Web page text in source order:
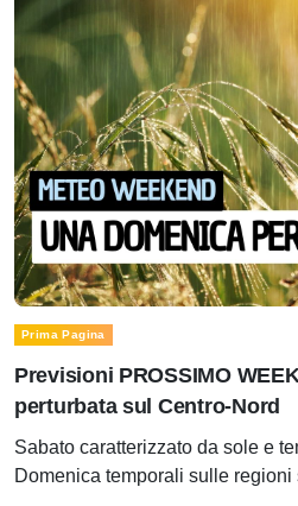
Prima Pagina
Previsioni PROSSIMO
perturbata sul Centro-Nord
Sabato caratterizzato da sole e
Domenica temporali sulle regioni